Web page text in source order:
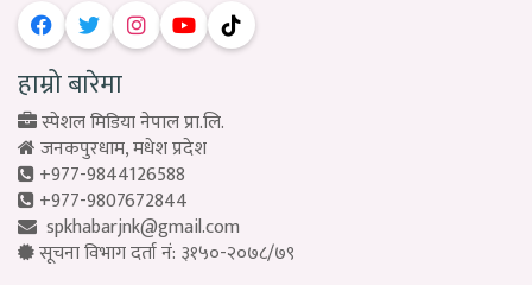
हाम्रो बारेमा
स्पेशल मिडिया नेपाल प्रा.लि.
जनकपुरधाम, मधेश प्रदेश
+977-9844126588
+977-9807672844
spkhabarjnk@gmail.com
सूचना विभाग दर्ता नं: ३१५०-२०७८/७९